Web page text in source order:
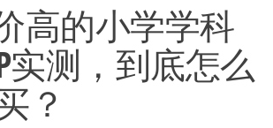
高的小学学科
实测，到底怎么
？